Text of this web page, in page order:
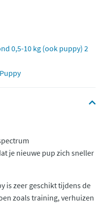
0,5-10 kg (ook puppy) 2
je nieuwe pup zich sneller
is zeer geschikt tijdens de
zoals training, verhuizen